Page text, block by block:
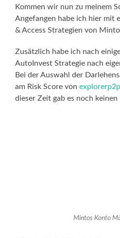
Kommen wir nun zu meinem
Angefangen habe ich hier mit
& Access Strategien von
Zusätzlich habe ich nach
AutoInvest Strategie nach
Bei der Auswahl der
am Risk Score von
dieser Zeit gab es noch
Mintos Konto